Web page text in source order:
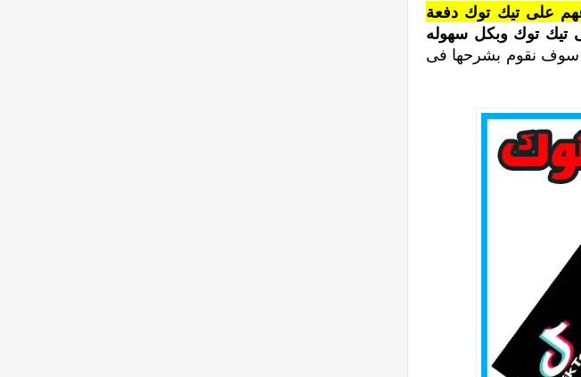
على تيك توك دفعة
تيك توك وبكل سهوله
سوف نقوم بشرحها فى